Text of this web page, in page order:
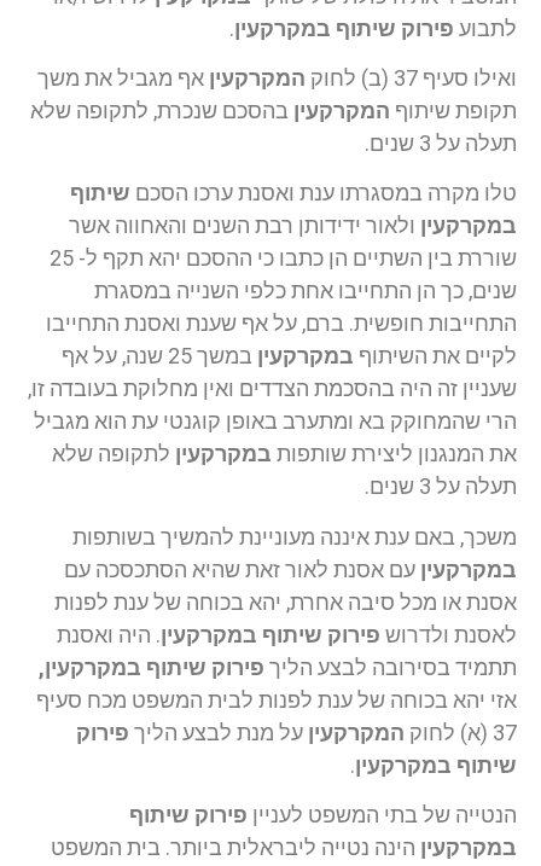
לתבוע פירוק שיתוף במקרקעין.
ואילו סעיף 37 (ב) לחוק
המקרקעין אף מגביל את משך
תקופת שיתוף המקרקעין בהסכם שנכרת, לתקופה שלא
תעלה על 3 שנים.
טלו מקרה במסגרתו ענת ואסנת ערכו הסכם שיתוף
במקרקעין ולאור ידידותן רבת השנים והאחווה אשר
שוררת בין השתיים הן כתבו כי ההסכם יהא תקף ל- 25
שנים, כך הן התחייבו אחת כלפי השנייה במסגרת
התחייבות חופשית. ברם, על אף שענת ואסנת התחייבו
לקיים את השיתוף במקרקעין
במשך 25 שנה, על אף
שעניין זה היה בהסכמת הצדדים ואין מחלוקת בעובדה זו,
הרי שהמחוקק בא ומתערב באופן קוגנטי עת הוא מגביל
את המנגנון ליצירת שותפות במקרקעין לתקופה שלא
תעלה על 3 שנים.
משכך, באם ענת איננה מעוניינת להמשיך בשותפות
במקרקעין עם אסנת לאור זאת שהיא הסתכסכה עם
אסנת או מכל סיבה אחרת, יהא בכוחה של ענת לפנות
לאסנת ולדרוש פירוק שיתוף במקרקעין. היה ואסנת
תתמיד בסירובה לבצע הליך פירוק שיתוף במקרקעין,
אזי יהא בכוחה של ענת לפנות לבית המשפט מכח סעיף
37 (א) לחוק
המקרקעין על מנת לבצע הליך פירוק
שיתוף במקרקעין.
הנטייה של בתי המשפט לעניין פירוק שיתוף
במקרקעין הינה נטייה ליבראלית ביותר. בית המשפט